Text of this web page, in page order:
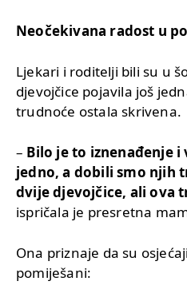
Neočekivana radost u
Ljekari i roditelji bili su u
djevojčice pojavila još
trudnoće ostala skrivena.
– Bilo je to iznenađenje
jedno, a dobili smo njih
dvije djevojčice, ali ova
ispričala je presretna
Ona priznaje da su
pomiješani: